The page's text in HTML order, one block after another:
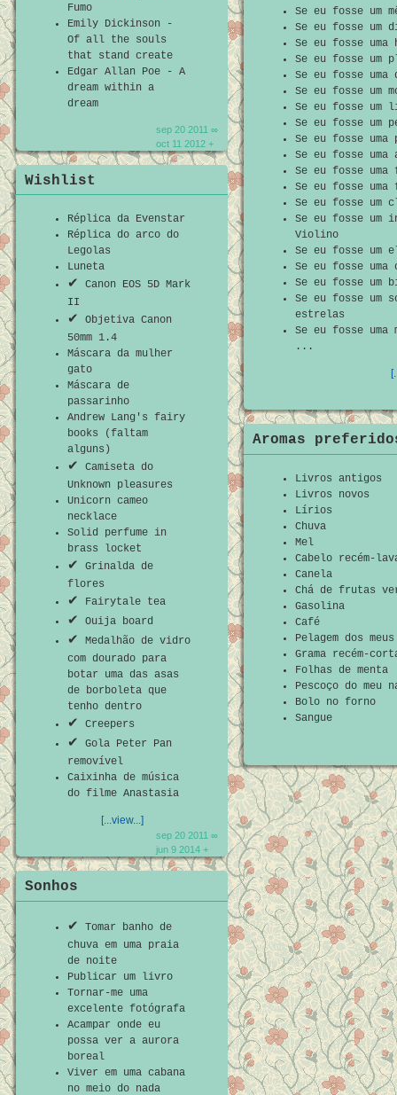
Fumo
Emily Dickinson -
Of all the souls
that stand create
Edgar Allan Poe - A
dream within a
dream
sep 20 2011 ∞
oct 11 2012 +
Wishlist
Réplica da Evenstar
Réplica do arco do
Legolas
Luneta
✔
Canon EOS 5D Mark
II
✔
Objetiva Canon
50mm 1.4
Máscara da mulher
gato
Máscara de
passarinho
Andrew Lang's fairy
books (faltam
alguns)
✔
Camiseta do
Unknown pleasures
Unicorn cameo
necklace
Solid perfume in
brass locket
✔
Grinalda de
flores
✔ Fairytale tea
✔ Ouija board
✔
Medalhão de vidro
com dourado para
botar uma das asas
de borboleta que
tenho dentro
✔ Creepers
✔
Gola Peter Pan
removível
Caixinha de música
do filme Anastasia
[...view...]
sep 20 2011 ∞
jun 9 2014 +
Sonhos
✔
Tomar banho de
chuva em uma praia
de noite
Publicar um livro
Tornar-me uma
excelente fotógrafa
Acampar onde eu
possa ver a aurora
boreal
Viver em uma cabana
no meio do nada
Se eu fosse um
Se eu fosse um
Se eu fosse
Se eu fosse um
Se eu fosse
Se eu fosse um
Se eu fosse um
Se eu fosse um
Se eu fosse uma
Se eu fosse uma
Se eu fosse
Se eu fosse
Se eu fosse um
Se eu fosse um
Violino
Se eu fosse um
Se eu fosse uma
Se eu fosse um
Se eu fosse um
estrelas
Se eu fosse
...
Aromas
Livros antigos
Livros novos
Lírios
Chuva
Mel
Cabelo recém-
Canela
Chá de frutas
Gasolina
Café
Pelagem dos
Grama recém-
Folhas de menta
Pescoço do meu
Bolo no forno
Sangue